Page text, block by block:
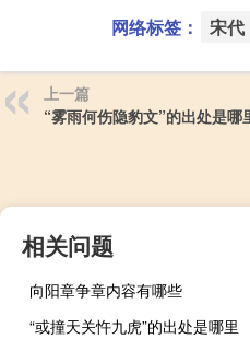
网络标签： 宋代
上一篇
“雾雨何伤隐豹文”的出处是哪
相关问题
向阳章争章内容有哪些
“或撞天关忤九虎”的出处是哪里